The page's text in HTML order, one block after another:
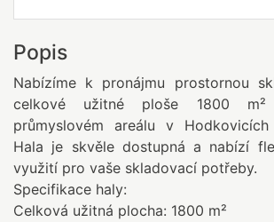
Popis
Nabízíme k pronájmu prostornou
celkové užitné ploše 1800 m²
průmyslovém areálu v
Hala je skvěle dostupná a nabízí
využití pro vaše skladovací potřeby.
Specifikace haly:
Celková užitná plocha: 1800 m²